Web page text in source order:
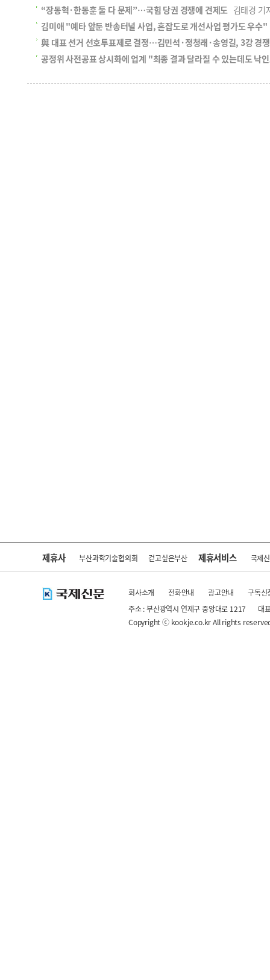
“장동혁·한동훈 둘 다 문제”…국힘 당권 경쟁에 견제도 김태경
김미애 "예타 앞둔 반송터널 사업, 혼잡도로 개선사업 평가도 우수"
與 대표 선거 선호투표제로 결정…김민석·정청래·송영길, 3강 경
공정위 사전공표 상시화에 업계 "최종 결과 달라질 수 있는데도 낙
제휴사 부산과학기술협의회 걷고싶은부산 제휴서비스 국제
회사소개 전화안내 광고안내
구독신
주소 : 부산광역시 연제구 중앙대로 1217
대
Copyright ⓒ kookje.co.kr All rights